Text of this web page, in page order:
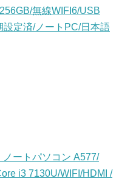
無線WIFI6/USB
定済/ノートPC/日本語
ノートパソコン A577/
i3 7130U/WIFI/HDMI /